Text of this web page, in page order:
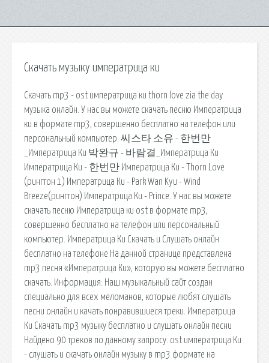
Скачать музыку императрица ки
Скачать mp3 - ost императрица ки thorn love zia the day
музыка онлайн. У нас вы можете скачать песню Императрица
ки в формате mp3, совершенно бесплатно на телефон или
персональный компьютер. 씨스타 소유 - 한번만
_Императрица Ки 박완규 - 바람결_Императрица Ки
Императрица Ки - 한번만 Императрица Ки - Thorn Love
(рингтон 1) Императрица Ки - Park Wan Kyu - Wind
Breeze(рингтон) Императрица Ки - Prince. У нас вы можете
скачать песню Императрица ки ost в формате mp3,
совершенно бесплатно на телефон или персональный
компьютер. Императрица Ки Скачать и Слушать онлайн
бесплатно на телефоне На данной странице представлена
mp3 песня «Императрица Ки», которую вы можете бесплатно
скачать. Информация: Наш музыкальный сайт создан
специально для всех меломанов, которые любят слушать
песни онлайн и качать понравившиеся треки. Императрица
Ки Скачать mp3 музыку бесплатно и слушать онлайн песни
Найдено 90 треков по данному запросу. ost императрица Ки
- слушать и скачать онлайн музыку в mp3 формате на